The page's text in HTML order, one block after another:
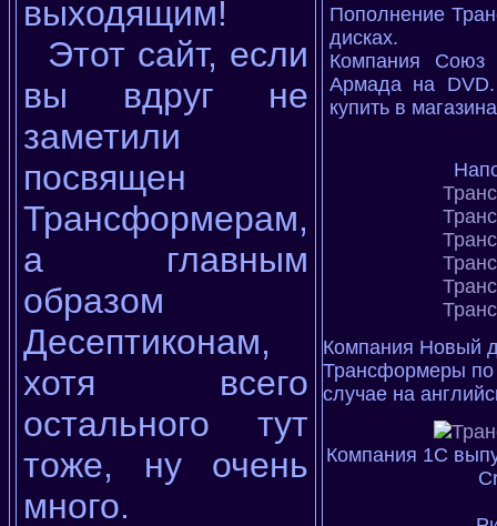
Пополнение
дисках.
Компания Союз
Армада на
купить в
Компания Новый
Трансформеры
случае на
Компания 1С
выходящим!
Этот сайт, если
вы вдруг не
заметили
посвящен
Трансформерам,
а главным
образом
Десептиконам,
хотя всего
остального тут
тоже, ну очень
много.